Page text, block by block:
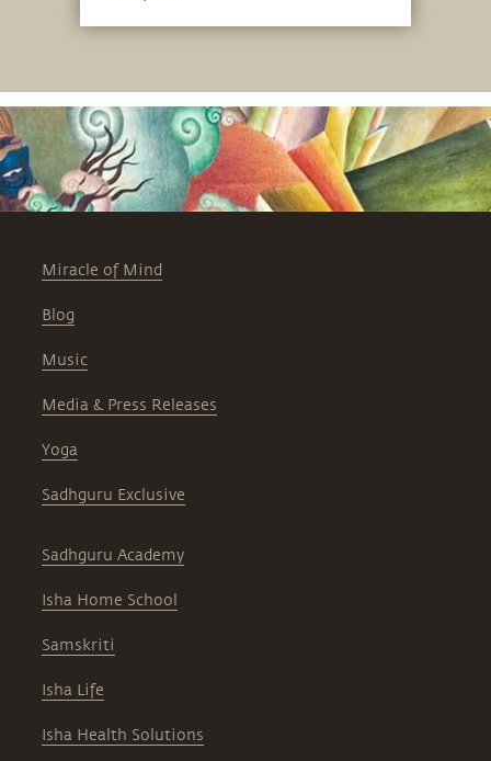
Miracle of Mind
Blog
Music
Media & Press Releases
Yoga
Sadhguru Exclusive
Sadhguru Academy
Isha Home School
Samskriti
Isha Life
Isha Health Solutions